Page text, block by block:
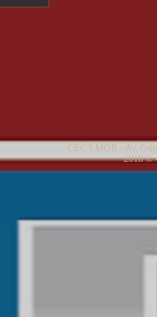
CEC LMGB - Av.
2018 ©